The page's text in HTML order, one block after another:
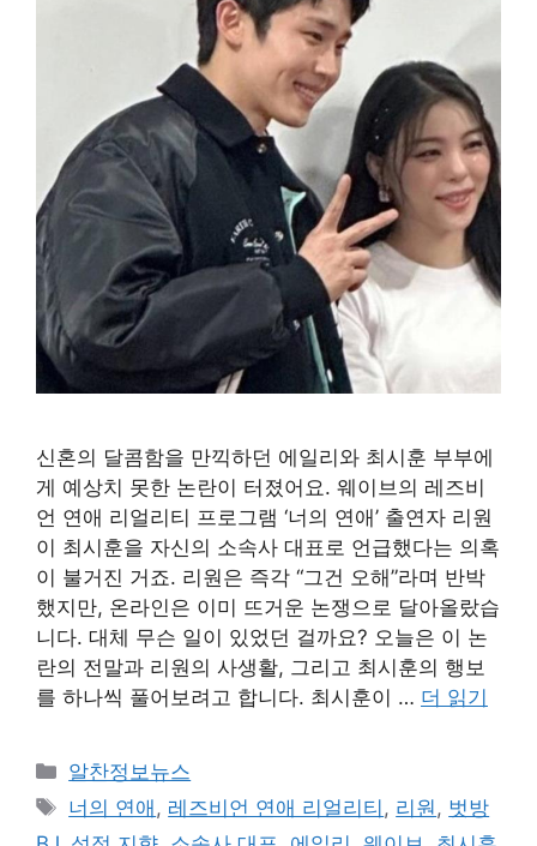
신혼의 달콤함을 만끽하던 에일리와 최시훈 부부에
게 예상치 못한 논란이 터졌어요. 웨이브의 레즈비
언 연애 리얼리티 프로그램 ‘너의 연애’ 출연자 리원
이 최시훈을 자신의 소속사 대표로 언급했다는 의혹
이 불거진 거죠. 리원은 즉각 “그건 오해”라며 반박
했지만, 온라인은 이미 뜨거운 논쟁으로 달아올랐습
니다. 대체 무슨 일이 있었던 걸까요? 오늘은 이 논
란의 전말과 리원의 사생활, 그리고 최시훈의 행보
를 하나씩 풀어보려고 합니다. 최시훈이 … 더 읽기
카
테
고
알찬정보뉴스
태
그
너의 연애 , 레즈비언 연애 리얼리티 , 리원 , 벗방